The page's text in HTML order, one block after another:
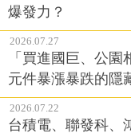
爆發力？
2026.07.27
「買進國巨、公
元件暴漲暴跌的隱
2026.07.22
台積電、聯發科、